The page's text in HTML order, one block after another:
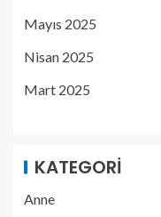
Mayıs 2025
Nisan 2025
Mart 2025
KATEGORI
Anne